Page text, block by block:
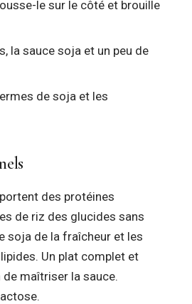
le sur le côté et brouille
la sauce soja et un peu de
de soja et les
des protéines
de riz des glucides sans
soja de la fraîcheur et les
Un plat complet et
maîtriser la sauce.